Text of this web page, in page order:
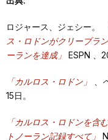
ロジャース、ジェシー。
ス・ロドンがクリーブラ
ーランを達成」
ESPN 、
「カルロス・ロドン」
15日。
「カルロス・ロドンを含
トノーラン記録すべて」